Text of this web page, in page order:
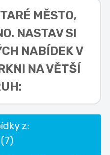
MĚSTO,
NASTAV SI
NABÍDEK V
NA VĚTŠÍ
z: